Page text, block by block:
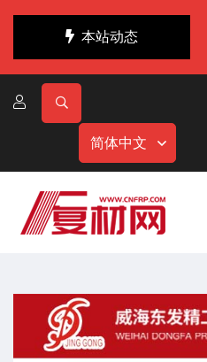
本站动态
简体中文